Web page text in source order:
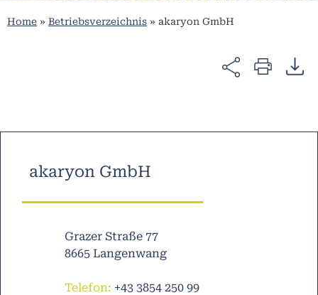
Home » Betriebsverzeichnis » akaryon GmbH
akaryon GmbH
Grazer Straße 77
8665 Langenwang
Telefon: +43 3854 250 99